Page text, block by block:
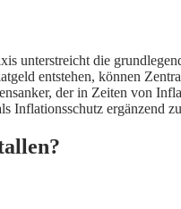
unterstreicht die
entstehen, können
der in Zeiten von
Inflationsschutz ergänzend